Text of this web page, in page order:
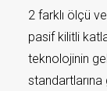
2 farklı ölçü
pasif kilitli
teknolojinin